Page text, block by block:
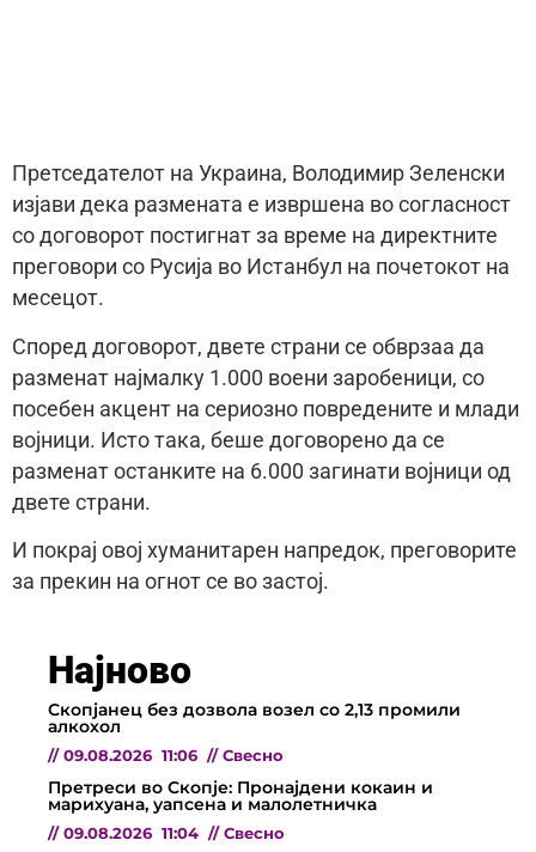
Претседателот на Украина, Володимир Зеленски
изјави дека размената е извршена во согласност
со договорот постигнат за време на директните
преговори со Русија во Истанбул на почетокот на
месецот.
Според договорот, двете страни се обврзаа да
разменат најмалку 1.000 воени заробеници, со
посебен акцент на сериозно повредените и млади
војници. Исто така, беше договорено да се
разменат останките на 6.000 загинати војници од
двете страни.
И покрај овој хуманитарен напредок, преговорите
за прекин на огнот се во застој.
Најново
Скопјанец без дозвола возел со 2,13 промили
алкохол
// 09.08.2026 11:06 // Свесно
Претреси во Скопје: Пронајдени кокаин и
марихуана, уапсена и малолетничка
// 09.08.2026 11:04 // Свесно